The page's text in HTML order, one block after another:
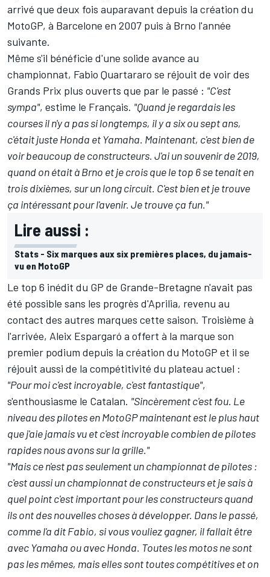
arrivé que deux fois auparavant depuis la création du
MotoGP, à Barcelone en 2007 puis à Brno l'année
suivante.
Même s'il bénéficie d'une solide avance au
championnat, Fabio Quartararo se réjouit de voir des
Grands Prix plus ouverts que par le passé : "C'est
sympa", estime le Français. "Quand je regardais les
courses il n'y a pas si longtemps, il y a six ou sept ans,
c'était juste Honda et Yamaha. Maintenant, c'est bien de
voir beaucoup de constructeurs. J'ai un souvenir de 2019,
quand on était à Brno et je crois que le top 6 se tenait en
trois dixièmes, sur un long circuit. C'est bien et je trouve
ça intéressant pour l'avenir. Je trouve ça fun."
Lire aussi :
Stats - Six marques aux six premières places, du jamais-
vu en MotoGP
Le top 6 inédit du GP de Grande-Bretagne n'avait pas
été possible sans les progrès d'Aprilia, revenu au
contact des autres marques cette saison. Troisième à
l'arrivée, Aleix Espargaró a offert à la marque son
premier podium depuis la création du MotoGP et il se
réjouit aussi de la compétitivité du plateau actuel :
"Pour moi c'est incroyable, c'est fantastique",
s'enthousiasme le Catalan. "Sincèrement c'est fou. Le
niveau des pilotes en MotoGP maintenant est le plus haut
que j'aie jamais vu et c'est incroyable combien de pilotes
rapides nous avons sur la grille."
"Mais ce n'est pas seulement un championnat de pilotes :
c'est aussi un championnat de constructeurs et je sais à
quel point c'est important pour les constructeurs quand
ils ont des nouvelles choses à développer. Dans le passé,
comme l'a dit Fabio, si vous vouliez gagner, il fallait être
avec Yamaha ou avec Honda. Toutes les motos ne sont
pas les mêmes, mais elles sont toutes compétitives et on